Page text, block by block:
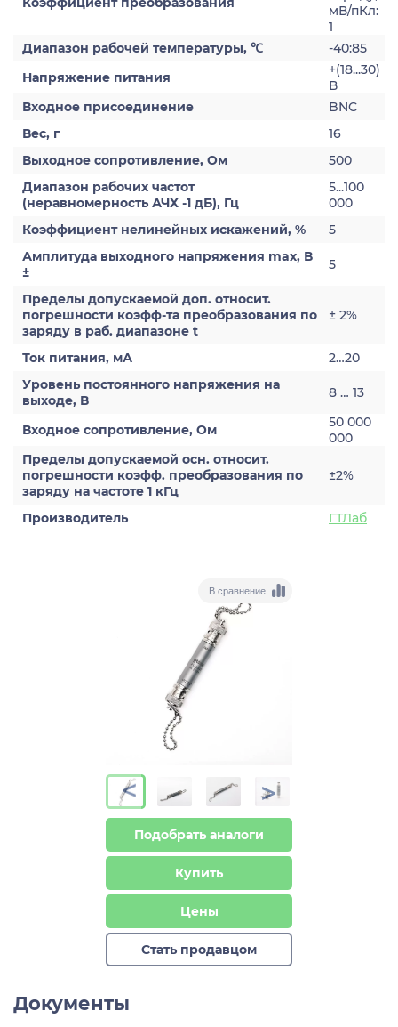
мВ/пКл:
1
Диапазон рабочей температуры, ℃
-40:85
Напряжение питания
+(18...30)
В
Входное присоединение
BNC
Вес, г
16
Выходное сопротивление, Ом
500
Диапазон рабочих частот
(неравномерность АЧХ -1 дБ), Гц
5...100
000
Коэффициент нелинейных искажений, %
5
Амплитуда выходного напряжения max, В
±
5
Пределы допускаемой доп. относит.
погрешности коэфф-та преобразования по
заряду в раб. диапазоне t
± 2%
Ток питания, мА
2…20
Уровень постоянного напряжения на
выходе, В
8 … 13
Входное сопротивление, Ом
50 000
000
Пределы допускаемой осн. относит.
погрешности коэфф. преобразования по
заряду на частоте 1 кГц
±2%
Производитель ГТЛаб
В сравнение
> >
Подобрать аналоги
Купить
Цены
Стать продавцом
Документы